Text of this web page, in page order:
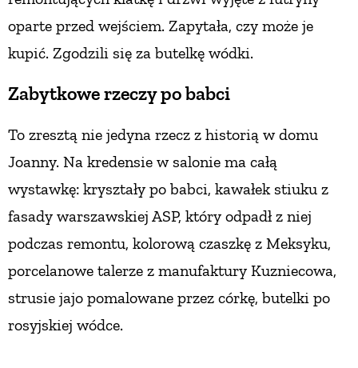
oparte przed wejściem. Zapytała, czy może je
kupić. Zgodzili się za butelkę wódki.
Zabytkowe rzeczy po babci
To zresztą nie jedyna rzecz z historią w domu
Joanny. Na kredensie w salonie ma całą
wystawkę: kryształy po babci, kawałek stiuku z
fasady warszawskiej ASP, który odpadł z niej
podczas remontu, kolorową czaszkę z Meksyku,
porcelanowe talerze z manufaktury Kuzniecowa,
strusie jajo pomalowane przez córkę, butelki po
rosyjskiej wódce.